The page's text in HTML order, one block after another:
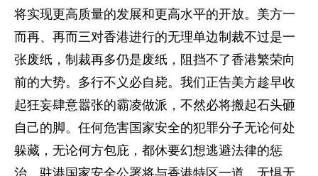
将实现更高质量的发展和更高水平的开放。美方一
而再、再而三对香港进行的无理单边制裁不过是一
张废纸，制裁再多仍是废纸，阻挡不了香港繁荣向
前的大势。多行不义必自毙。我们正告美方趁早收
起狂妄肆意嚣张的霸凌做派，不然必将搬起石头砸
自己的脚。任何危害国家安全的犯罪分子无论何处
躲藏，无论何方包庇，都休要幻想逃避法律的惩
治。驻港国家安全公署将与香港特区一道，无惧无